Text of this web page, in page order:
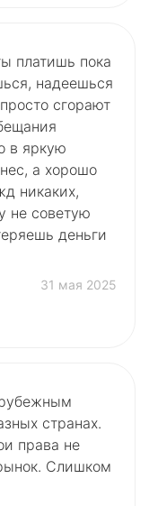
платишь пока
надеешься
сгорают
в яркую
а хорошо
никаких,
не советую
деньги
31 мая 2025
странах.
права не
Слишком